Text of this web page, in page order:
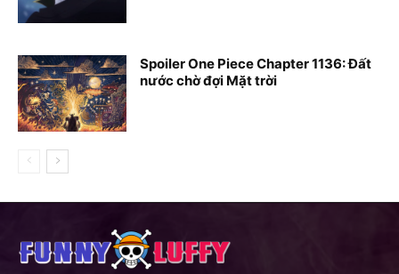
Spoiler One Piece Chapter 1136: Đất
nước chờ đợi Mặt trời